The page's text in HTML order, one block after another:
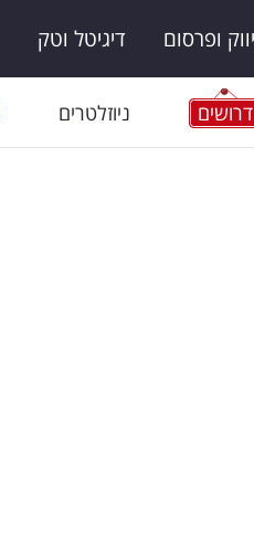
ופרסום דיגיטל וטק
דרושים ניוזלטרים